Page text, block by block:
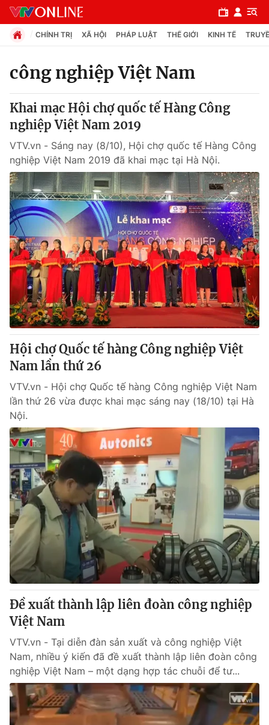
Chuyên mục
Chính trị
Xã hội
Pháp luật
Y tế
Thế giới
Tin tức
Thế giới đó đây
Câu chuyện quốc tế
Kinh tế
Tài chính
Thị trường
Góc doanh nghiệp
Dữ liệu và đời sống
Truyền hình
Phim VTV
Hậu trường
Nhân vật
Khán giả
Giải sao mai
Giải trí
Điện ảnh
Âm nhạc
Sao
Đời sống
Du lịch
Làm đẹp
Chất lượng cuộc sống
Giáo dục
Tuyển sinh
Học trực tuyến
Công nghệ
Hitech Công nghệ tương lai
Sản phẩm
Thị trường
Tư vấn
Giao lưu trực tuyến
Lịch phát sóng
Chuyên mục khác
Emagazine Podcast
Photo Infographic
Video Shorts video
CHÍNH TRỊ XÃ HỘI PHÁP LUẬT THẾ GIỚI KINH TẾ
công nghiệp Việt Nam
Khai mạc Hội chợ quốc tế Hàng Công
nghiệp Việt Nam 2019
VTV.vn - Sáng nay (8/10), Hội chợ quốc tế Hàng Công
nghiệp Việt Nam 2019 đã khai mạc tại Hà Nội.
Hội chợ Quốc tế hàng Công nghiệp Việt
Nam lần thứ 26
VTV.vn - Hội chợ Quốc tế hàng Công nghiệp Việt Nam
lần thứ 26 vừa được khai mạc sáng nay (18/10) tại Hà
Nội.
Đề xuất thành lập liên đoàn công nghiệp
Việt Nam
VTV.vn - Tại diễn đàn sản xuất và công nghiệp Việt
Nam, nhiều ý kiến đã đề xuất thành lập liên đoàn công
nghiệp Việt Nam – một dạng hợp tác chuỗi để tư...